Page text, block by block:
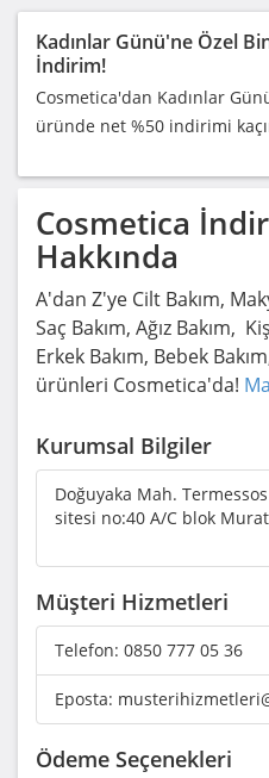
Kadınlar Günü'ne Özel
İndirim!
Cosmetica'dan Kadınlar
üründe net %50 indirimi
Cosmetica
Hakkında
A'dan Z'ye Cilt Bakım,
Saç Bakım, Ağız Bakım,
Erkek Bakım, Bebek
ürünleri Cosmetica'da!
Kurumsal Bilgiler
Doğuyaka Mah.
sitesi no:40 A/C blok
Müşteri Hizmetleri
Telefon: 0850 777 05 36
Eposta:
Ödeme Seçenekleri